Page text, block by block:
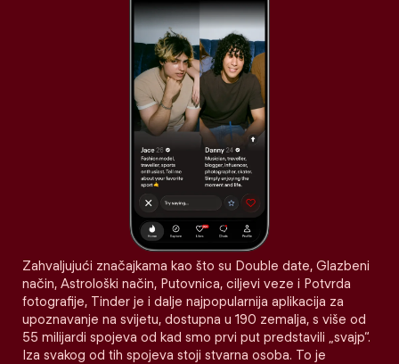
Zahvaljujući značajkama kao što su Double date, Glazbeni
način, Astrološki način, Putovnica, ciljevi veze i Potvrda
fotografije, Tinder je i dalje najpopularnija aplikacija za
upoznavanje na svijetu, dostupna u 190 zemalja, s više od
55 milijardi spojeva od kad smo prvi put predstavili „svajp“.
Iza svakog od tih spojeva stoji stvarna osoba. To je